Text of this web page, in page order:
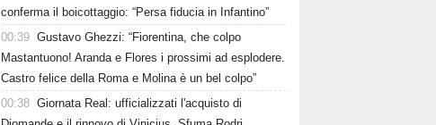
conferma il boicottaggio: “Persa fiducia in Infantino”
00:39 Gustavo Ghezzi: “Fiorentina, che colpo
Mastantuono! Aranda e Flores i prossimi ad esplodere.
Castro felice della Roma e Molina è un bel colpo”
00:38 Giornata Real: ufficializzati l'acquisto di